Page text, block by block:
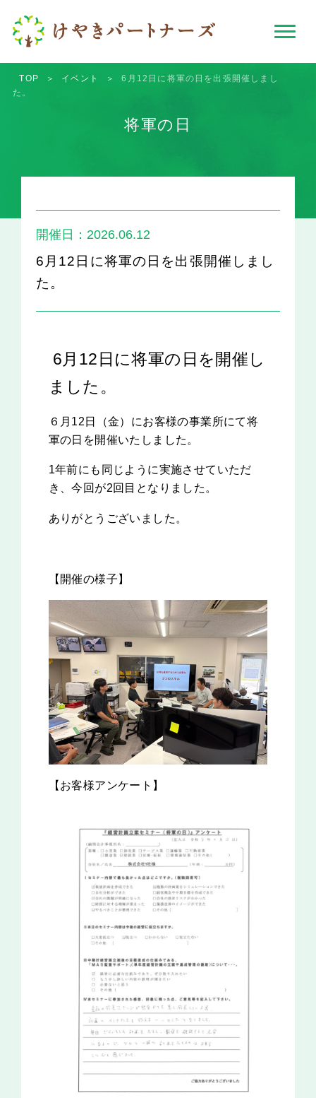
TOP ＞ イベント ＞
6月12日に将軍の日を出張開催しまし
た。
将軍の日
開催日：2026.06.12
6月12日に将軍の日を出張開催しまし
た。
6月12日に将軍の日 を開催し
ました。
６月12日（金）にお客様の事業所にて将
軍の日を開催いたしました。
1年前にも同じように実施させていただ
き、今回が2回目となりました。
ありがとうございました。
【開催の様子】
【お客様アンケート】